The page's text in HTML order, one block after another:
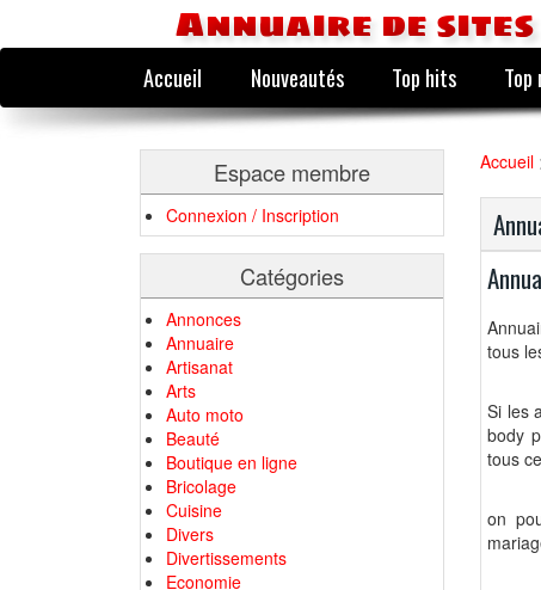
Annuaire de sites
Accueil Nouveautés Top hits
Espace membre
Connexion / Inscription
Catégories
Annonces
Annuaire
Artisanat
Arts
Auto moto
Beauté
Boutique en ligne
Bricolage
Cuisine
Divers
Divertissements
Economie
Accueil
tous
Si les
body
tous
on